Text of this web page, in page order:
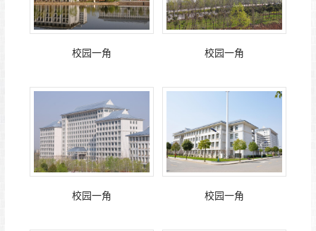
校园一角 校园一角
校园一角 校园一角